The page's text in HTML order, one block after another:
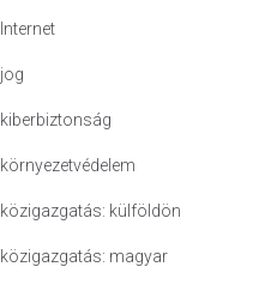
Internet
jog
kiberbiztonság
környezetvédelem
közigazgatás: külföldön
közigazgatás: magyar